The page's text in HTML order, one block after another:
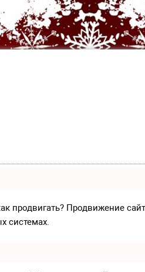
продвигать? Продвижение
системах.